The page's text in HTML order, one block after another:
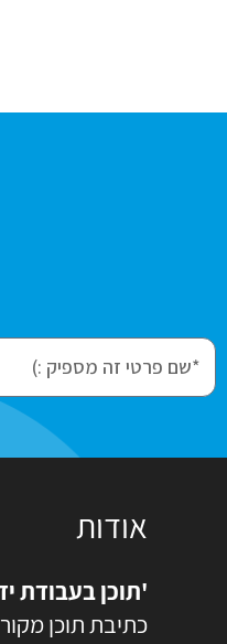
f
i
אודות
'תוכן בעבודת
כתיבת תוכן